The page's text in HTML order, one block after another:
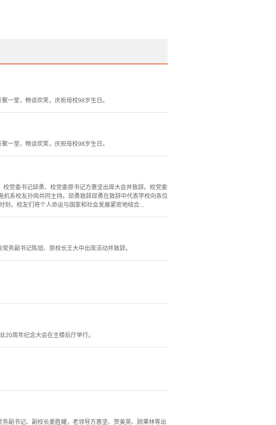
一堂，畅谈欢笑，庆祝母校98岁生日。
一堂，畅谈欢笑，庆祝母校98岁生日。
党委书记邱勇、校党委原书记方惠坚出席大会并致辞。校党委
系校友孙岗共同主持。邱勇致辞邱勇在致辞中代表学校向各位
，校友们将个人命运与国家和社会发展紧密地结合...
务副书记陈旭、原校长王大中出席活动并致辞。
周年纪念大会在主楼后厅举行。
副书记、副校长姜胜耀，老领导方惠坚、贺美英、顾秉林等出